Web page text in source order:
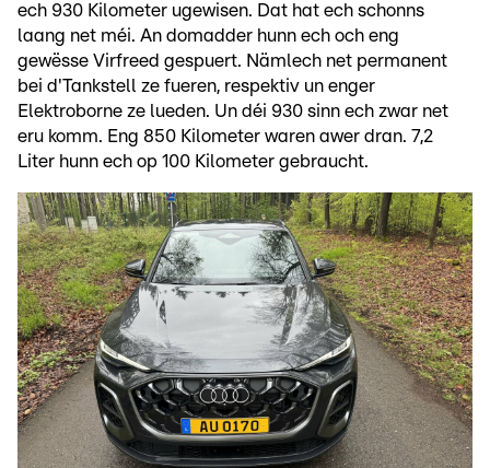
ech 930 Kilometer ugewisen. Dat hat ech schonns
laang net méi. An domadder hunn ech och eng
gewësse Virfreed gespuert. Nämlech net permanent
bei d'Tankstell ze fueren, respektiv un enger
Elektroborne ze lueden. Un déi 930 sinn ech zwar net
eru komm. Eng 850 Kilometer waren awer dran. 7,2
Liter hunn ech op 100 Kilometer gebraucht.